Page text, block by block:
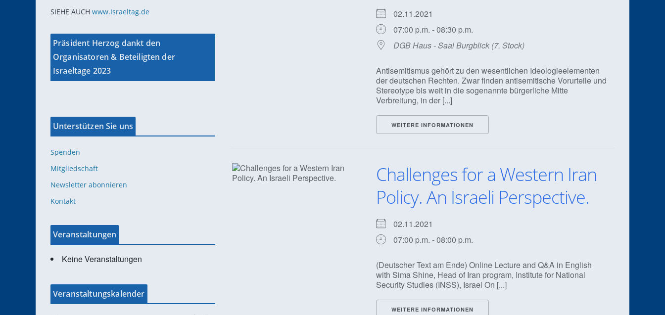
02.11.2021
07:00 p.m. - 08:30 p.m.
DGB Haus - Saal Burgblick (7. Stock)
Antisemitismus gehört zu den wesentlichen Ideologieelementen
der deutschen Rechten. Zwar finden antisemitische Vorurteile und
Stereotype bis weit in die sogenannte bürgerliche Mitte
Verbreitung, in der [...]
WEITERE INFORMATIONEN
Challenges for a Western Iran
Policy. An Israeli Perspective.
02.11.2021
07:00 p.m. - 08:00 p.m.
(Deutscher Text am Ende) Online Lecture and Q&A in English
with Sima Shine, Head of Iran program, Institute for National
Security Studies (INSS), Israel On [...]
WEITERE INFORMATIONEN
SIEHE AUCH www.Israeltag.de
Präsident Herzog dankt den
Organisatoren & Beteiligten der
Israeltage 2023
Unterstützen Sie uns
Spenden
Mitgliedschaft
Newsletter abonnieren
Kontakt
Veranstaltungen
Keine Veranstaltungen
Veranstaltungskalender